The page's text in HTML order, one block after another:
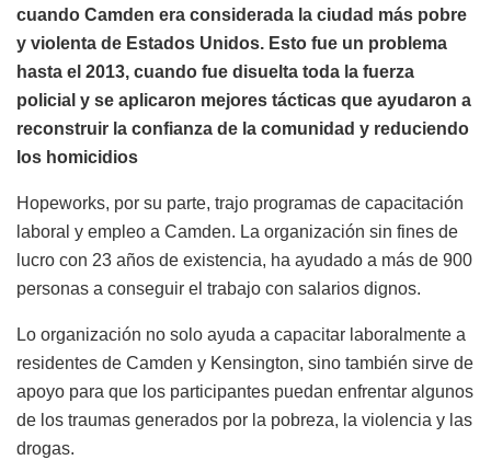
cuando Camden era considerada la ciudad más pobre
y violenta de Estados Unidos. Esto fue un problema
hasta el 2013, cuando fue disuelta toda la fuerza
policial y se aplicaron mejores tácticas que ayudaron a
reconstruir la confianza de la comunidad y reduciendo
los homicidios
Hopeworks, por su parte, trajo programas de capacitación
laboral y empleo a Camden. La organización sin fines de
lucro con 23 años de existencia, ha ayudado a más de 900
personas a conseguir el trabajo con salarios dignos.
Lo organización no solo ayuda a capacitar laboralmente a
residentes de Camden y Kensington, sino también sirve de
apoyo para que los participantes puedan enfrentar algunos
de los traumas generados por la pobreza, la violencia y las
drogas.